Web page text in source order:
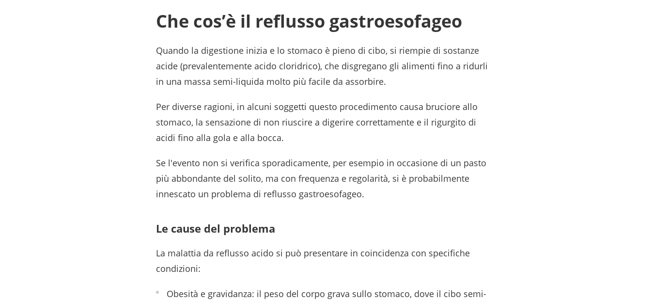
Che cos’è il reflusso gastroesofageo
Quando la digestione inizia e lo stomaco è pieno di cibo, si riempie di sostanze
acide (prevalentemente acido cloridrico), che disgregano gli alimenti fino a ridurli
in una massa semi-liquida molto più facile da assorbire.
Per diverse ragioni, in alcuni soggetti questo procedimento causa bruciore allo
stomaco, la sensazione di non riuscire a digerire correttamente e il rigurgito di
acidi fino alla gola e alla bocca.
Se l'evento non si verifica sporadicamente, per esempio in occasione di un pasto
più abbondante del solito, ma con frequenza e regolarità, si è probabilmente
innescato un problema di reflusso gastroesofageo.
Le cause del problema
La malattia da reflusso acido si può presentare in coincidenza con specifiche
condizioni:
Obesità e gravidanza: il peso del corpo grava sullo stomaco, dove il cibo semi-